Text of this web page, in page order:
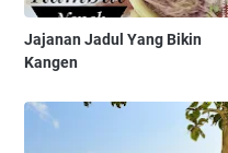
Jajanan Jadul Yang Bikin
Kangen